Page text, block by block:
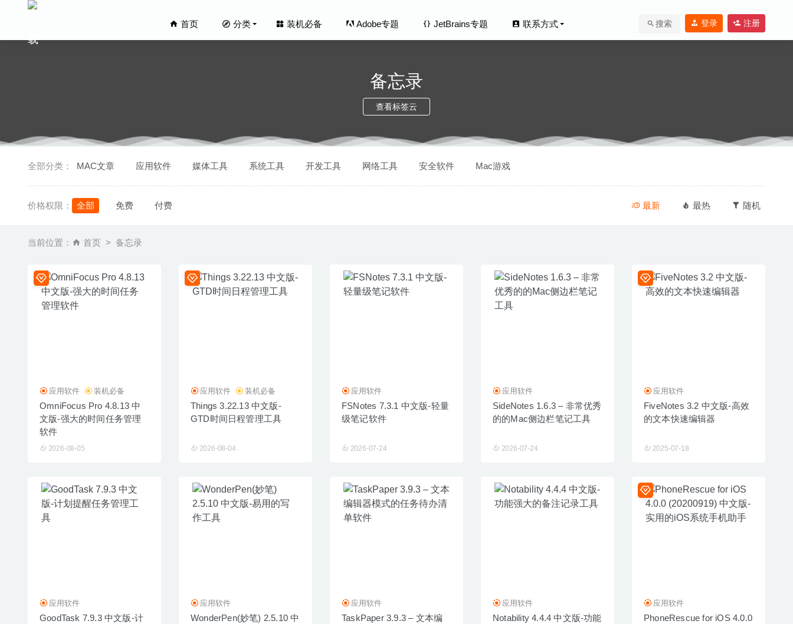
首页 分类 装机必备 Adobe专题 JetBrains专题 联系方式 搜索 登录 注册
备忘录
查看标签云
全部分类： MAC文章 应用软件 媒体工具 系统工具 开发工具 网络工具 安全软件 Mac游戏
价格权限： 全部 免费 付费 最新 最热 随机
当前位置： 首页 备忘录
应用软件 装机必备
OmniFocus Pro 4.8.13 中
文版-强大的时间任务管理
软件
2026-08-05
应用软件 装机必备
Things 3.22.13 中文版-
GTD时间日程管理工具
2026-08-04
应用软件
FSNotes 7.3.1 中文版-轻量
级笔记软件
2026-07-24
应用软件
SideNotes 1.6.3 – 非常优秀
的的Mac侧边栏笔记工具
2026-07-24
应用软件
FiveNotes 3.2 中文版-高效
的文本快速编辑器
2025-07-18
应用软件
GoodTask 7.9.3 中文版-计
应用软件
WonderPen(妙笔) 2.5.10 中
应用软件
TaskPaper 3.9.3 – 文本编
应用软件
Notability 4.4.4 中文版-功能
应用软件
PhoneRescue for iOS 4.0.0